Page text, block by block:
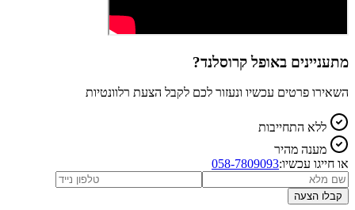
מתעניינים באופל קרוסלנד?
השאירו פרטים עכשיו ונעזור לכם לקבל הצעת רלוונטיות
ללא התחייבות
מענה מהיר
או חייגו עכשיו:058-7809093
קבלו הצעה